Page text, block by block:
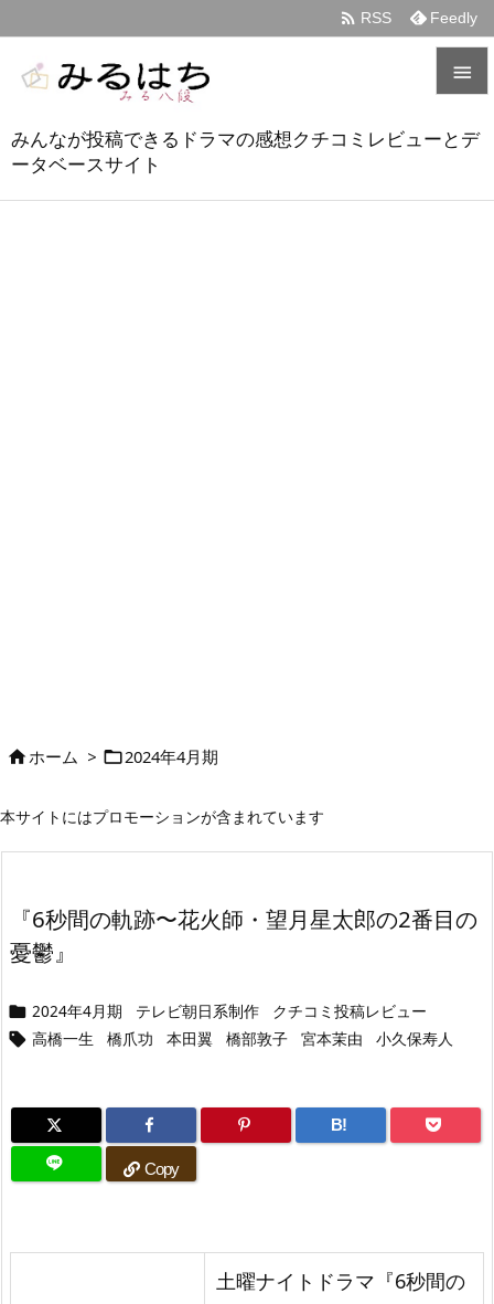
みんなが投稿できるドラマの感想クチコミレビューとデ
ータベースサイト

メニュ
 RSS Feedly
ホーム > 2024年4月期
本サイトにはプロモーションが含まれています
『6秒間の軌跡〜花火師・望月星太郎の2番目の
憂鬱』
 2024年4月期 テレビ朝日系制作 クチコミ投稿レビュー
 高橋一生 橋爪功 本田翼 橋部敦子 宮本茉由 小久保寿人
B!
Copy
土曜ナイトドラマ『6秒間の